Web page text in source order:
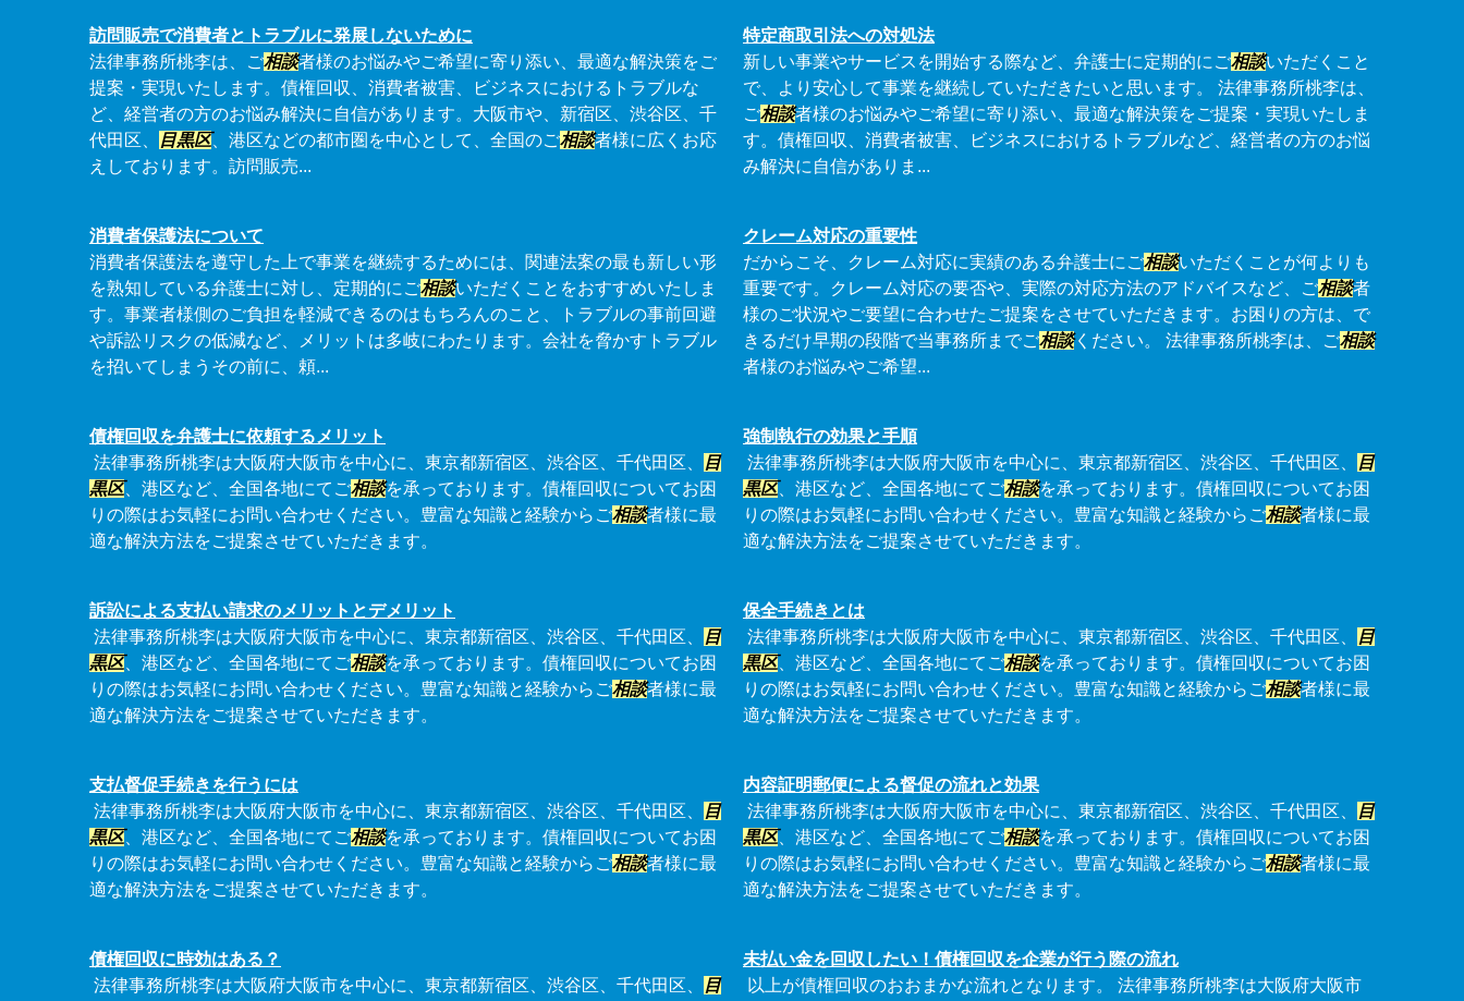
訪問販売で消費者とトラブルに発展しないために
法律事務所桃李は、ご相談者様のお悩みやご希望に寄り添い、最適な解決策をご
提案・実現いたします。債権回収、消費者被害、ビジネスにおけるトラブルな
ど、経営者の方のお悩み解決に自信があります。大阪市や、新宿区、渋谷区、千
代田区、
目黒区、港区などの都市圏を中心として、全国のご相談者様に広くお応
えしております。訪問販売...
特定商取引法への対処法
新しい事業やサービスを開始する際など、弁護士に定期的にご相談いただくこと
で、より安心して事業を継続していただきたいと思います。 法律事務所桃李は、
ご相談者様のお悩みやご希望に寄り添い、最適な解決策をご提案・実現いたしま
す。債権回収、消費者被害、ビジネスにおけるトラブルなど、経営者の方のお悩
み解決に自信がありま...
消費者保護法について
消費者保護法を遵守した上で事業を継続するためには、関連法案の最も新しい形
を熟知している弁護士に対し、定期的にご相談いただくことをおすすめいたしま
す。事業者様側のご負担を軽減できるのはもちろんのこと、トラブルの事前回避
や訴訟リスクの低減など、メリットは多岐にわたります。会社を脅かすトラブル
を招いてしまうその前に、頼...
クレーム対応の重要性
だからこそ、クレーム対応に実績のある弁護士にご相談いただくことが何よりも
重要です。クレーム対応の要否や、実際の対応方法のアドバイスなど、ご相談者
様のご状況やご要望に合わせたご提案をさせていただきます。お困りの方は、で
きるだけ早期の段階で当事務所までご相談ください。 法律事務所桃李は、ご相談
者様のお悩みやご希望...
債権回収を弁護士に依頼するメリット
法律事務所桃李は大阪府大阪市を中心に、東京都新宿区、渋谷区、千代田区、
目
黒区、港区など、全国各地にてご相談を承っております。債権回収についてお困
りの際はお気軽にお問い合わせください。豊富な知識と経験からご相談者様に最
適な解決方法をご提案させていただきます。
強制執行の効果と手順
法律事務所桃李は大阪府大阪市を中心に、東京都新宿区、渋谷区、千代田区、
目
黒区、港区など、全国各地にてご相談を承っております。債権回収についてお困
りの際はお気軽にお問い合わせください。豊富な知識と経験からご相談者様に最
適な解決方法をご提案させていただきます。
訴訟による支払い請求のメリットとデメリット
法律事務所桃李は大阪府大阪市を中心に、東京都新宿区、渋谷区、千代田区、
目
黒区、港区など、全国各地にてご相談を承っております。債権回収についてお困
りの際はお気軽にお問い合わせください。豊富な知識と経験からご相談者様に最
適な解決方法をご提案させていただきます。
保全手続きとは
法律事務所桃李は大阪府大阪市を中心に、東京都新宿区、渋谷区、千代田区、
目
黒区、港区など、全国各地にてご相談を承っております。債権回収についてお困
りの際はお気軽にお問い合わせください。豊富な知識と経験からご相談者様に最
適な解決方法をご提案させていただきます。
支払督促手続きを行うには
法律事務所桃李は大阪府大阪市を中心に、東京都新宿区、渋谷区、千代田区、
目
黒区、港区など、全国各地にてご相談を承っております。債権回収についてお困
りの際はお気軽にお問い合わせください。豊富な知識と経験からご相談者様に最
適な解決方法をご提案させていただきます。
内容証明郵便による督促の流れと効果
法律事務所桃李は大阪府大阪市を中心に、東京都新宿区、渋谷区、千代田区、
目
黒区、港区など、全国各地にてご相談を承っております。債権回収についてお困
りの際はお気軽にお問い合わせください。豊富な知識と経験からご相談者様に最
適な解決方法をご提案させていただきます。
債権回収に時効はある？
法律事務所桃李は大阪府大阪市を中心に、東京都新宿区、渋谷区、千代田区、
目
未払い金を回収したい！債権回収を企業が行う際の流れ
以上が債権回収のおおまかな流れとなります。 法律事務所桃李は大阪府大阪市